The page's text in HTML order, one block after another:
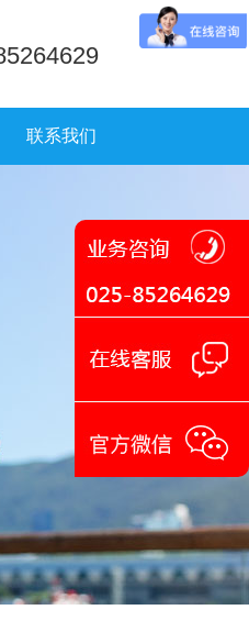
联系我们